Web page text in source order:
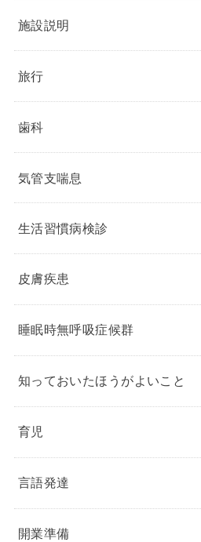
施設説明
旅行
歯科
気管支喘息
生活習慣病検診
皮膚疾患
睡眠時無呼吸症候群
知っておいたほうがよいこと
育児
言語発達
開業準備